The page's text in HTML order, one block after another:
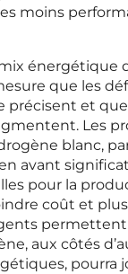
moins
énergétique
que les
précisent et
Les
blanc,
avant
pour la
coût et
permettent
aux côtés
pourra